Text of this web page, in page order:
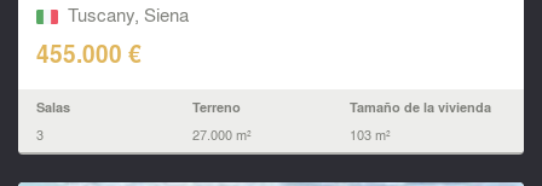
Tuscany, Siena
455.000 €
Salas
3
Terreno
27.000 m²
Tamaño de la vivienda
103 m²